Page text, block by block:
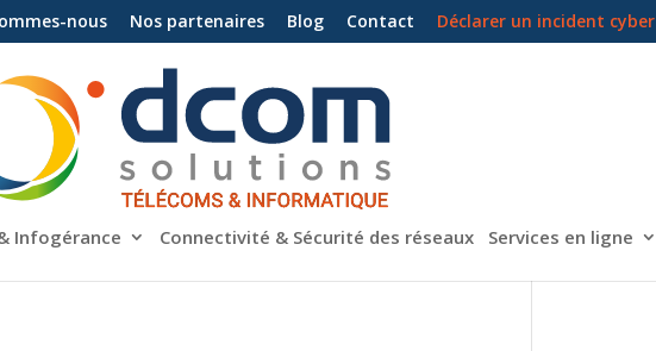
nous Nos par­te­naires Blog Contact Dé­cla­rer un in­ci­dent cy­ber
In­fo­gé­rance Connec­ti­vi­té & Sé­cu­ri­té des ré­seaux Ser­vices en ligne